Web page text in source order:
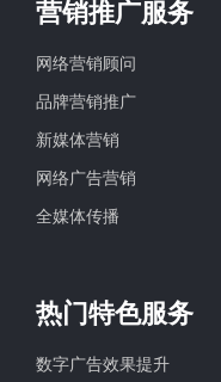
营销推广服务
网络营销顾问
品牌营销推广
新媒体营销
网络广告营销
全媒体传播
热门特色服务
数字广告效果提升